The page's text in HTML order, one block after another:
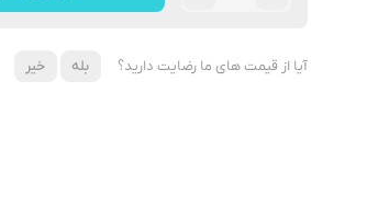
آیا از قیمت های ما رضایت دارید؟ بله خیر